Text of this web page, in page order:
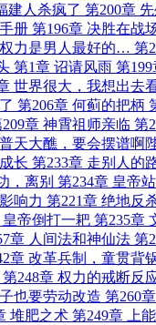
建人杀疯了 第200章
册 第196章 决胜在战
力是男人最好的… 第
第1章 诏请风雨 第
世界很大，我想出去
第206章 何蓟的把柄
章 神霄祖师亲临 第
天大醮，要会摆谱啊
长 第233章 走别人的
，离别 第234章 皇帝
响力 第221章 绝地反
皇帝倒打一耙 第235章
章 人间法和神仙法 第
章 改革兵制，童贯背
第248章 权力的戒断反
也要劳动改造 第260
堆肥之术 第249章 上